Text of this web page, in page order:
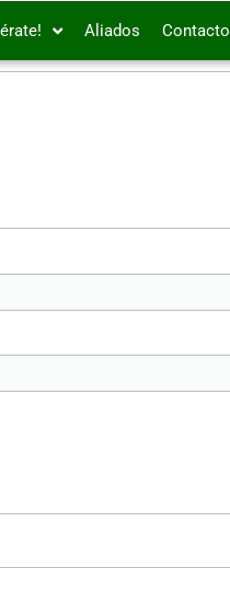
Aliados Contacto